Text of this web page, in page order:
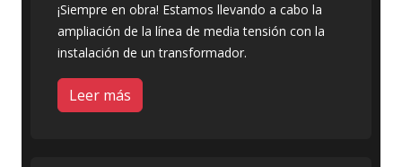
¡Siempre en obra! Estamos llevando a cabo la
ampliación de la línea de media tensión con la
instalación de un transformador.
Leer más